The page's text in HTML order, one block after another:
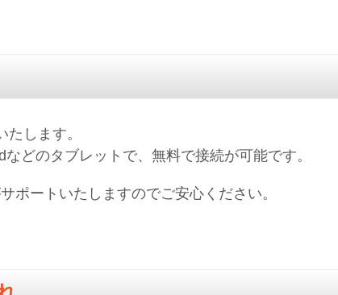
します。
どのタブレットで、無料で接続が可能です。
ポートいたしますのでご安心ください。